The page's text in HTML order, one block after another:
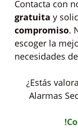
Contacta con
gratuita y
compromiso.
escoger la
necesidades
¿Estás
Alarmas